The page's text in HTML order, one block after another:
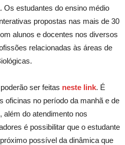
Os estudantes do ensino médio
propostas nas mais de 30
alunos e docentes nos diversos
relacionadas às áreas de
ser feitas neste link. É
oficinas no período da manhã e de
além do atendimento nos
é possibilitar que o estudante
possível da dinâmica que